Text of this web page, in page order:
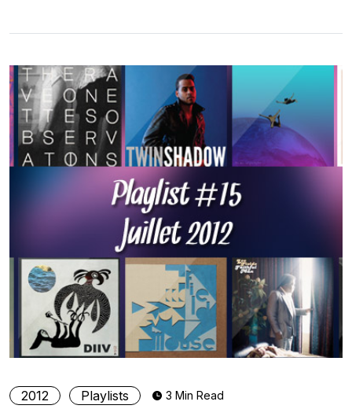
2012 Playlists 3 Min Read